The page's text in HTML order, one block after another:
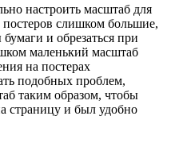
настроить масштаб для
слишком большие,
и обрезаться при
маленький масштаб
на постерах
подобных проблем,
таким образом, чтобы
страницу и был удобно